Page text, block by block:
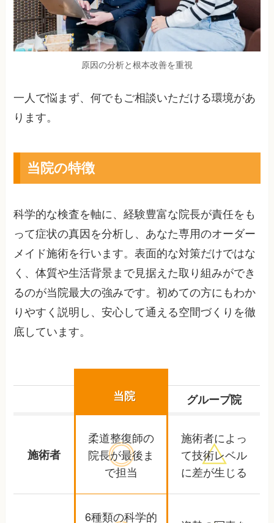
原因の分析と根本改善を重視
一人で悩まず、何でもご相談いただける環境があ
ります。
当院の特徴
科学的な検査を軸に、経験豊富な院長が責任をも
って症状の真因を分析し、あなた専用のオーダー
メイド施術を行います。表面的な対策だけではな
く、体質や生活背景まで見据えた取り組みができ
るのが当院最大の強みです。初めての方にもわか
りやすく説明し、安心して通える空間づくりを徹
底しています。
当院 グループ院
施術者
柔道整復師の
院長が最後ま
で担当
施術者によっ
て技術レベル
に差が生じる
6種類の科学的